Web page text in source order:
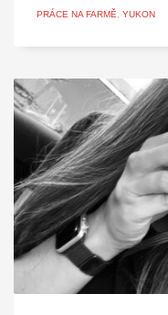
PRÁCE NA FARMĚ, YUKON